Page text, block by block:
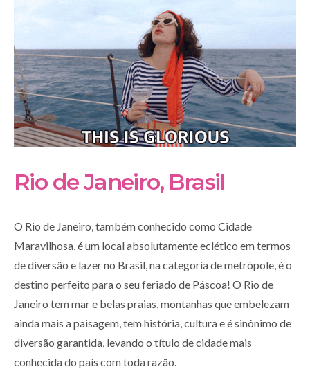
Rio de Janeiro, Brasil
O Rio de Janeiro, também conhecido como Cidade
Maravilhosa, é um local absolutamente eclético em termos
de diversão e lazer no Brasil, na categoria de metrópole, é o
destino perfeito para o seu feriado de Páscoa! O Rio de
Janeiro tem mar e belas praias, montanhas que embelezam
ainda mais a paisagem, tem história, cultura e é sinônimo de
diversão garantida, levando o título de cidade mais
conhecida do país com toda razão.